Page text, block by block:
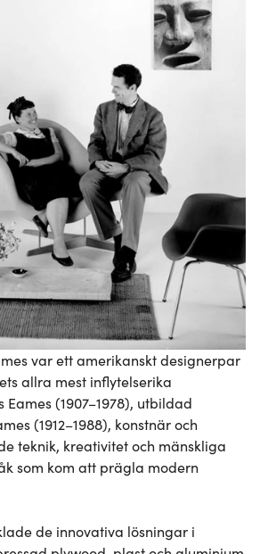
var ett amerikanskt designerpar
allra mest inflytelserika
(1907–1978), utbildad
(1912–1988), konstnär och
teknik, kreativitet och mänskliga
som kom att prägla modern
de innovativa lösningar i